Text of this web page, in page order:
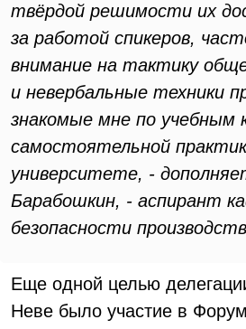
твёрдой решимости их
за работой спикеров,
внимание на тактику
и невербальные техники
знакомые мне по учебным
самостоятельной
университете, -
Барабошкин, - аспирант
безопасности
Еще одной целью
Неве было участие в